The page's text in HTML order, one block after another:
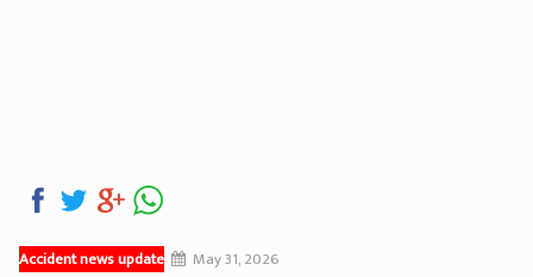
Accident news update May 31, 2026